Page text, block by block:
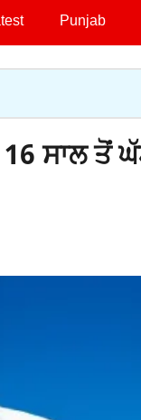
Punjab
ਸਾਲ ਤੋਂ